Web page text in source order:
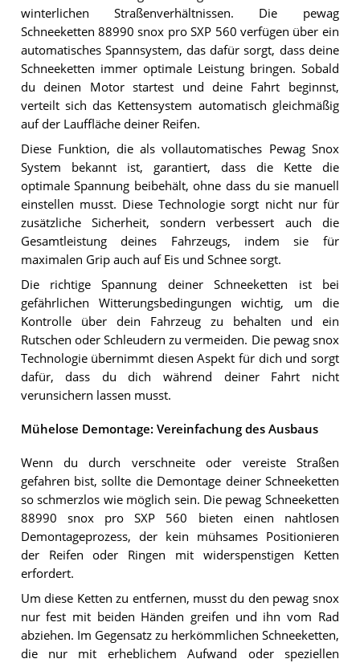
winterlichen Straßenverhältnissen. Die pewag
Schneeketten 88990 snox pro SXP 560 verfügen über ein
automatisches Spannsystem, das dafür sorgt, dass deine
Schneeketten immer optimale Leistung bringen. Sobald
du deinen Motor startest und deine Fahrt beginnst,
verteilt sich das Kettensystem automatisch gleichmäßig
auf der Lauffläche deiner Reifen.
Diese Funktion, die als vollautomatisches Pewag Snox
System bekannt ist, garantiert, dass die Kette die
optimale Spannung beibehält, ohne dass du sie manuell
einstellen musst. Diese Technologie sorgt nicht nur für
zusätzliche Sicherheit, sondern verbessert auch die
Gesamtleistung deines Fahrzeugs, indem sie für
maximalen Grip auch auf Eis und Schnee sorgt.
Die richtige Spannung deiner Schneeketten ist bei
gefährlichen Witterungsbedingungen wichtig, um die
Kontrolle über dein Fahrzeug zu behalten und ein
Rutschen oder Schleudern zu vermeiden. Die pewag snox
Technologie übernimmt diesen Aspekt für dich und sorgt
dafür, dass du dich während deiner Fahrt nicht
verunsichern lassen musst.
Mühelose Demontage: Vereinfachung des Ausbaus
Wenn du durch verschneite oder vereiste Straßen
gefahren bist, sollte die Demontage deiner Schneeketten
so schmerzlos wie möglich sein. Die pewag Schneeketten
88990 snox pro SXP 560 bieten einen nahtlosen
Demontageprozess, der kein mühsames Positionieren
der Reifen oder Ringen mit widerspenstigen Ketten
erfordert.
Um diese Ketten zu entfernen, musst du den pewag snox
nur fest mit beiden Händen greifen und ihn vom Rad
abziehen. Im Gegensatz zu herkömmlichen Schneeketten,
die nur mit erheblichem Aufwand oder speziellen